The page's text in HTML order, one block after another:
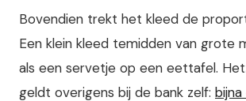
Bovendien trekt het kleed de
Een klein kleed temidden van grote
als een servetje op een eettafel.
geldt overigens bij de bank zelf: